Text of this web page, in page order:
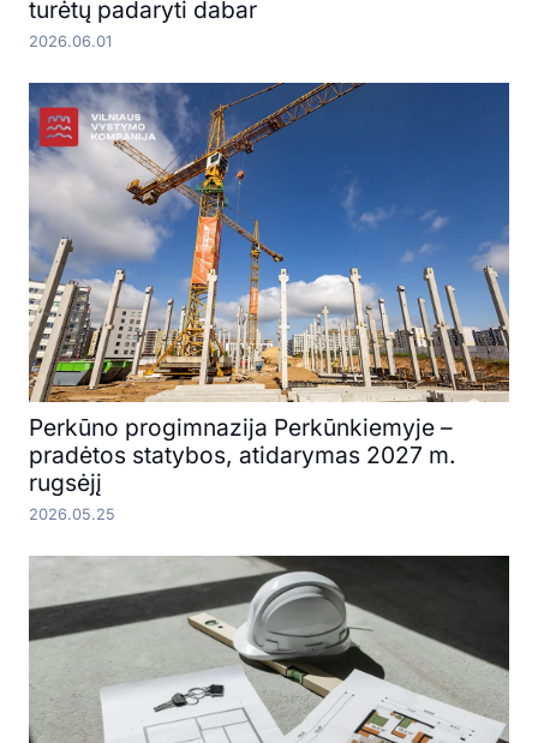
turėtų padaryti dabar
2026.06.01
Perkūno progimnazija Perkūnkiemyje –
pradėtos statybos, atidarymas 2027 m.
rugsėjį
2026.05.25